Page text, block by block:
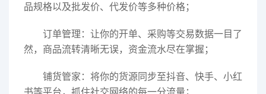
品规格以及批发价、代发价等多种价格；
订单管理：让你的开单、采购等交易数据一目了
然，商品流转清晰无误，资金流水尽在掌握；
铺货管家：将你的货源同步至抖音、快手、小红
书等平台，抓住社交网络的每一分流量；